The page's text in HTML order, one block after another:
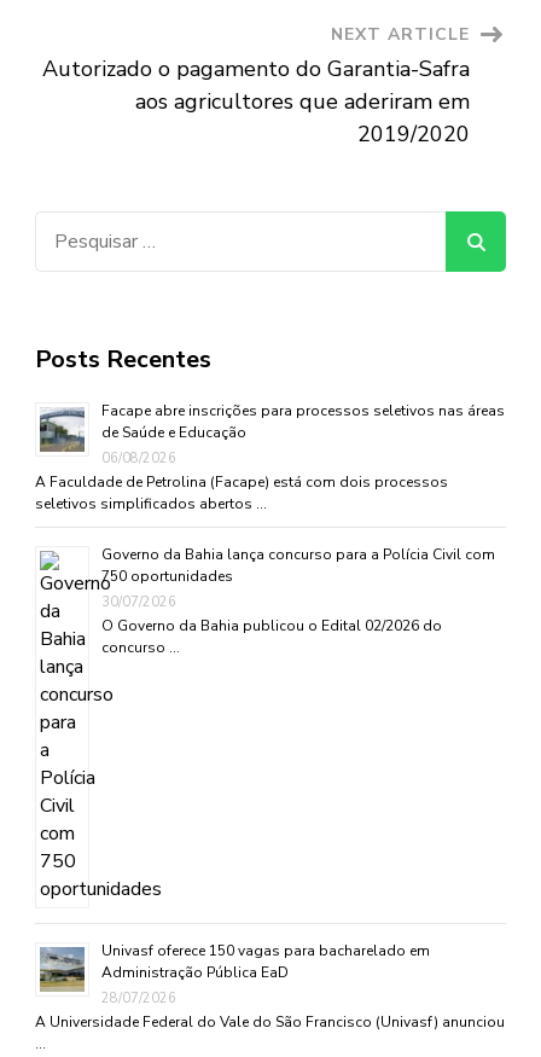
NEXT ARTICLE
Autorizado o pagamento do Garantia-Safra
aos agricultores que aderiram em
2019/2020
Posts Recentes
Facape abre inscrições para processos seletivos nas áreas
de Saúde e Educação
06/08/2026
A Faculdade de Petrolina (Facape) está com dois processos
seletivos simplificados abertos …
Governo da Bahia lança concurso para a Polícia Civil com
750 oportunidades
30/07/2026
O Governo da Bahia publicou o Edital 02/2026 do
concurso …
Univasf oferece 150 vagas para bacharelado em
Administração Pública EaD
28/07/2026
A Universidade Federal do Vale do São Francisco (Univasf) anunciou
…